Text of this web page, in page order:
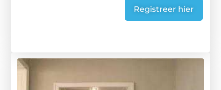
Registreer hier